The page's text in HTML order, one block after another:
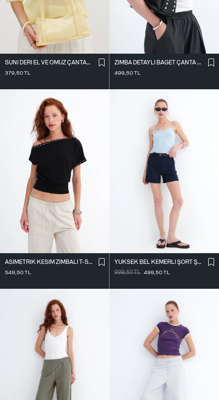
SUNI DERI EL VE OMUZ ÇANTASI Ç09-G11
379,50TL
ZIMBA DETAYLI BAGET ÇANTA Ç1063
499,50TL
ASIMETRIK KESIM ZIMBALI T-SHIRT P0994
549,50TL
YÜKSEK BEL KEMERLI ŞORT Ş02336
999,50TL 499,50TL